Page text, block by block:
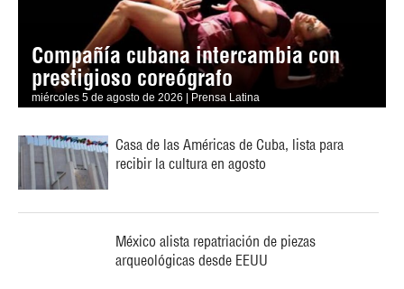
Compañía cubana intercambia con
prestigioso coreógrafo
miércoles 5 de agosto de 2026 | Prensa Latina
Casa de las Américas de Cuba, lista para
recibir la cultura en agosto
México alista repatriación de piezas
arqueológicas desde EEUU